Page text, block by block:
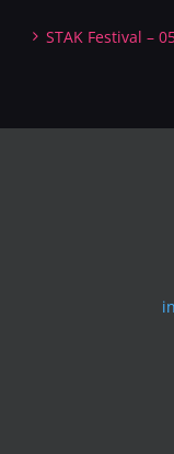
STAK Festival –